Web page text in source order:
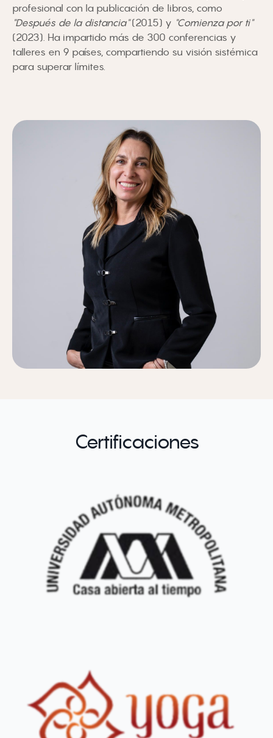
profesional con la publicación de libros, como
"Después de la distancia"(2015) y "Comienza por ti"
(2023). Ha impartido más de 300 conferencias y
talleres en 9 países, compartiendo su visión sistémica
para superar límites.
Certificaciones